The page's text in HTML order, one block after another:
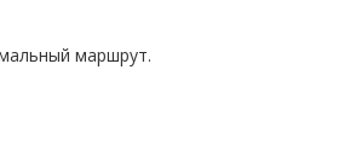
маршрут.